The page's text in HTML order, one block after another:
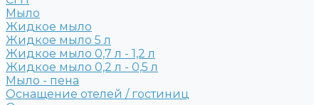
Мыло
Жидкое мыло
Жидкое мыло 5 л
Жидкое мыло 0,7 л - 1,2 л
Жидкое мыло 0,2 л - 0,5 л
Мыло - пена
Оснащение отелей / гостиниц